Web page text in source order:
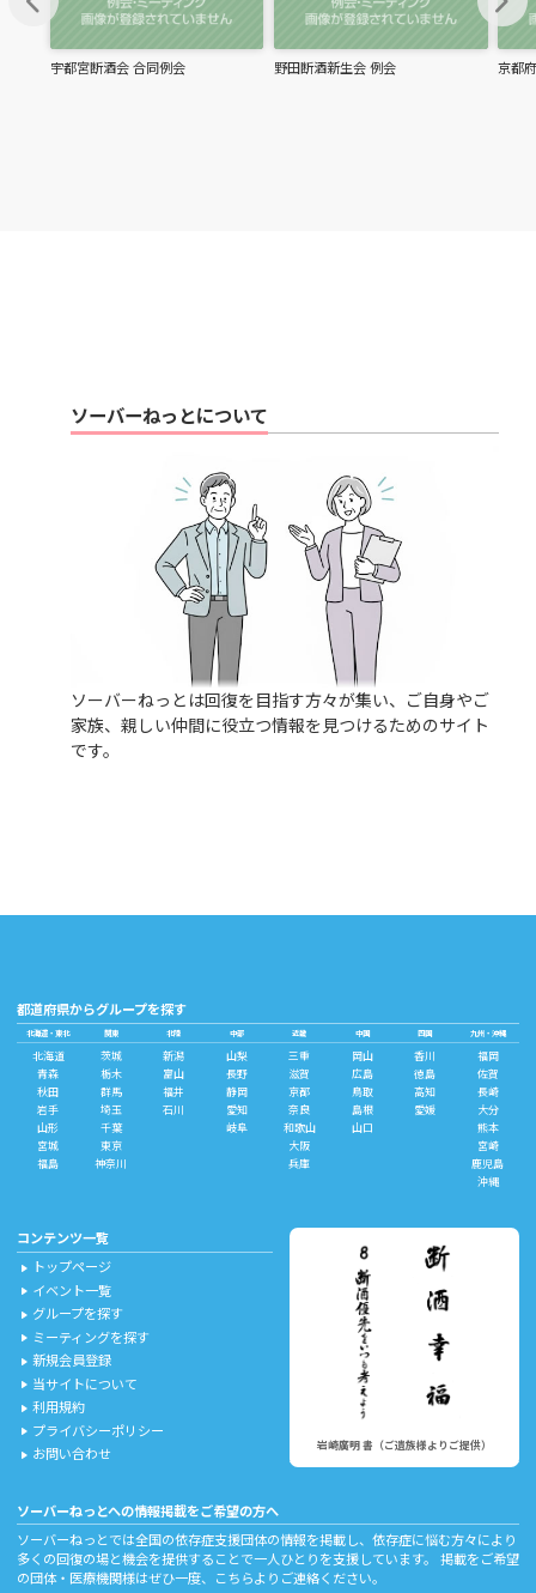
宇都宮断酒会 合同例会 野田断酒新生会 例会 京都
ソーバーねっとについて
ソーバーねっとは回復を目指す方々が集い、ご自身やご
家族、親しい仲間に役立つ情報を見つけるためのサイト
です。
都道府県からグループを探す
北海道・東北
北海道
青森
秋田
岩手
山形
宮城
福島
関東
茨城
栃木
群馬
埼玉
千葉
東京
神奈川
北陸
新潟
富山
福井
石川
中部
山梨
長野
静岡
愛知
岐阜
近畿
三重
滋賀
京都
奈良
和歌山
大阪
兵庫
中国
岡山
広島
鳥取
島根
山口
四国
香川
徳島
高知
愛媛
九州・沖縄
福岡
佐賀
長崎
大分
熊本
宮崎
鹿児島
沖縄
コンテンツ一覧
play_arrow トップページ
play_arrow イベント一覧
play_arrow グループを探す
play_arrow ミーティングを探す
play_arrow 新規会員登録
play_arrow 当サイトについて
play_arrow 利用規約
play_arrow プライバシーポリシー
play_arrow お問い合わせ 岩崎廣明 書（ご遺族様よりご提供）
ソーバーねっとへの情報掲載をご希望の方へ
ソーバーねっとでは全国の依存症支援団体の情報を掲載し、依存症に悩む方々により
多くの回復の場と機会を提供することで一人ひとりを支援しています。 掲載をご希望
の団体・医療機関様はぜひ一度、
こちらよりご連絡ください。